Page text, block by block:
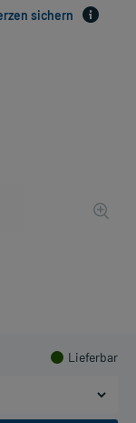
sichern
Lieferbar